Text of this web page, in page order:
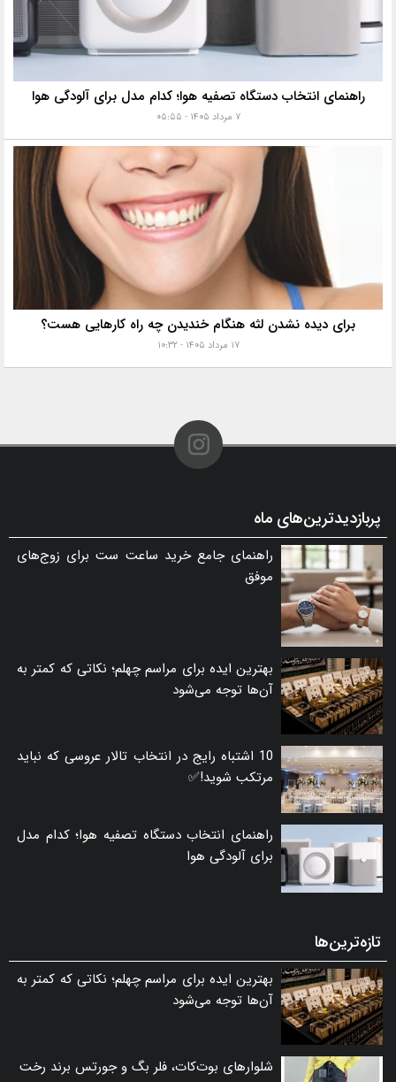
راهنمای انتخاب دستگاه تصفیه هوا؛ کدام مدل برای آلودگی هوا
۷ مرداد ۱۴۰۵ - ۰۵:۵۵
برای دیده نشدن لثه هنگام خندیدن چه راه کارهایی هست؟
۱۷ مرداد ۱۴۰۵ - ۱۰:۳۲
پربازدیدترین‌های ماه
راهنمای جامع خرید ساعت ست برای زوج‌های
موفق
بهترین ایده برای مراسم چهلم؛ نکاتی که کمتر به
آن‌ها توجه می‌شود
10 اشتباه رایج در انتخاب تالار عروسی که نباید
مرتکب شوید!✅
راهنمای انتخاب دستگاه تصفیه هوا؛ کدام مدل
برای آلودگی هوا
تازه‌ترین‌ها
بهترین ایده برای مراسم چهلم؛ نکاتی که کمتر به
آن‌ها توجه می‌شود
شلوارهای بوت‌کات، فلر بگ و جورتس برند رخت